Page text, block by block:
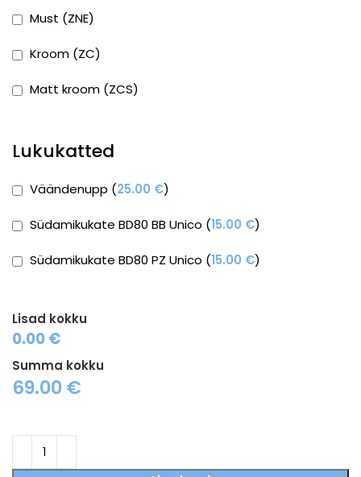
Must (ZNE)
Kroom (ZC)
Matt kroom (ZCS)
Lukukatted
Väändenupp (25.00 €)
Südamikukate BD80 BB Unico (15.00 €)
Südamikukate BD80 PZ Unico (15.00 €)
Lisad kokku
0.00 €
Summa kokku
69.00€